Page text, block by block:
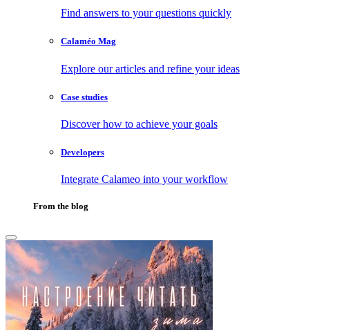
Find answers to your questions quickly
Calaméo Mag
Explore our articles and refine your ideas
Case studies
Discover how to achieve your goals
Developers
Integrate Calameo into your workflow
From the blog